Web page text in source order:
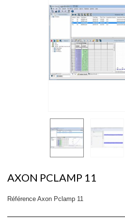
AXON PCLAMP 11
Référence Axon Pclamp 11